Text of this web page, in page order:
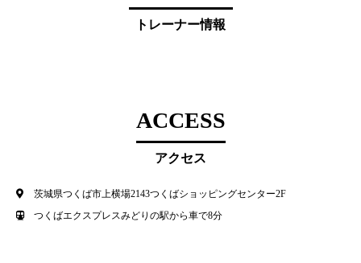
トレーナー情報
ACCESS
アクセス
茨城県つくば市上横場2143つくばショッピングセンター2F
つくばエクスプレスみどりの駅から車で8分